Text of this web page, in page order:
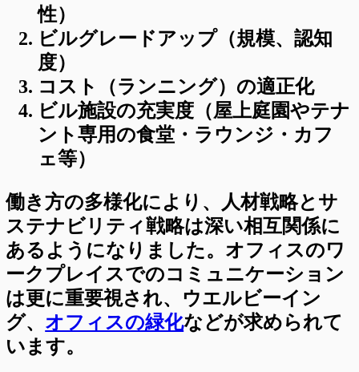
性）
ビルグレードアップ（規模、認知
度）
コスト（ランニング）の適正化
ビル施設の充実度（屋上庭園やテナ
ント専用の食堂・ラウンジ・カフ
ェ等）
働き方の多様化により、人材戦略とサ
ステナビリティ戦略は深い相互関係に
あるようになりました。オフィスのワ
ークプレイスでのコミュニケーション
は更に重要視され、ウエルビーイン
グ、 オフィスの緑化などが求められて
います。